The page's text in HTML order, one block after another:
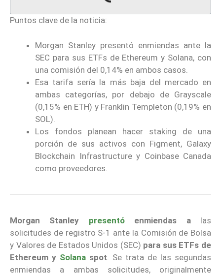
Puntos clave de la noticia:
Morgan Stanley presentó enmiendas ante la
SEC para sus ETFs de Ethereum y Solana, con
una comisión del 0,14% en ambos casos.
Esa tarifa sería la más baja del mercado en
ambas categorías, por debajo de Grayscale
(0,15% en ETH) y Franklin Templeton (0,19% en
SOL).
Los fondos planean hacer staking de una
porción de sus activos con Figment, Galaxy
Blockchain Infrastructure y Coinbase Canada
como proveedores.
Morgan Stanley presentóenmiendas alas
solicitudes de registro S-1 ante la Comisión de Bolsa
y Valores de Estados Unidos (SEC) para sus ETFs de
Ethereum y Solana spot . Se trata de las segundas
enmiendas a ambas solicitudes, originalmente